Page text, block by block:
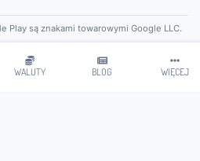
WALUTY BLOG WIĘCEJ
Play są znakami towarowymi Google LLC.